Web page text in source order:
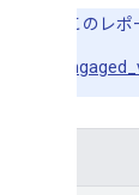
このレ